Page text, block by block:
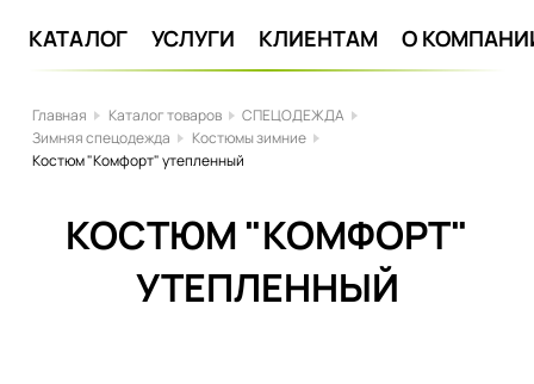
КАТАЛОГ УСЛУГИ КЛИЕНТАМ О
Главная Каталог товаров
СПЕЦОДЕЖДА
Зимняя спецодежда
Костюмы зимние
Костюм "Комфорт" утепленный
КОСТЮМ "КОМФОРТ"
УТЕПЛЕННЫЙ